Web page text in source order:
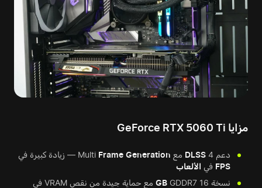
مزايا GeForce RTX 5060 Ti
دعم DLSS 4 مع Multi Frame Generation
— زيادة كبيرة في
FPS في الألعاب
نسخة 16
GB
GDDR7 مع حماية جيدة من نقص VRAM في